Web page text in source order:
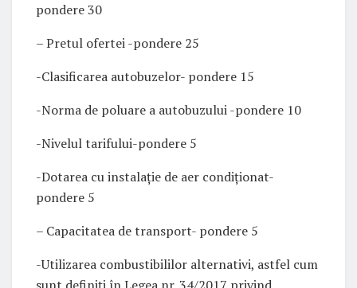
pondere 30
– Pretul ofertei -pondere 25
-Clasificarea autobuzelor- pondere 15
-Norma de poluare a autobuzului -pondere 10
-Nivelul tarifului-pondere 5
-Dotarea cu instalație de aer condiționat-
pondere 5
– Capacitatea de transport- pondere 5
-Utilizarea combustibililor alternativi, astfel cum